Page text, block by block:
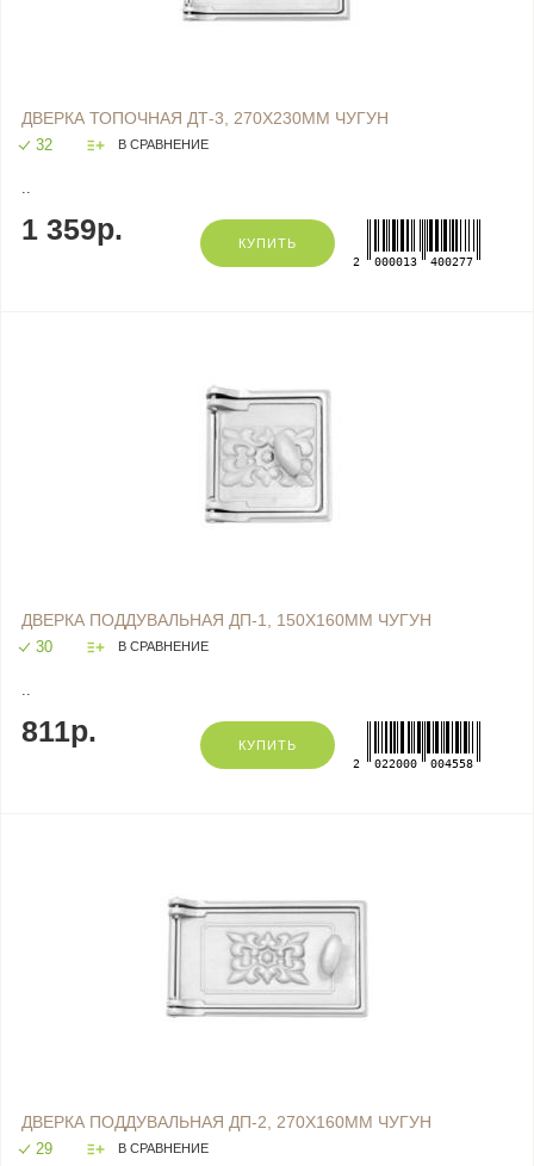
ДВЕРКА ТОПОЧНАЯ ДТ-3, 270Х230ММ ЧУГУН
32 В СРАВНЕНИЕ
..
1 359р. КУПИТЬ
2 000013 400277
ДВЕРКА ПОДДУВАЛЬНАЯ ДП-1, 150Х160ММ ЧУГУН
30 В СРАВНЕНИЕ
..
811р. КУПИТЬ
2 022000 004558
ДВЕРКА ПОДДУВАЛЬНАЯ ДП-2, 270Х160ММ ЧУГУН
29 В СРАВНЕНИЕ